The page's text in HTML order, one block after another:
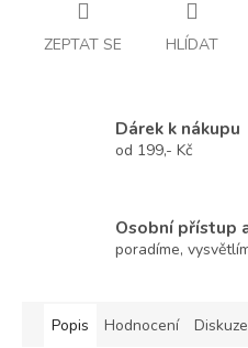
ZEPTAT SE HLÍDAT
Dárek k nákupu
od 199,- Kč
Osobní přístup
poradíme,
Popis Hodnocení Diskuze